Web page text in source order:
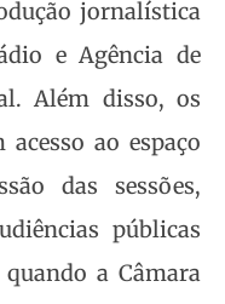
jornalística
e Agência de
Além disso, os
ao espaço
das sessões,
públicas
a Câmara